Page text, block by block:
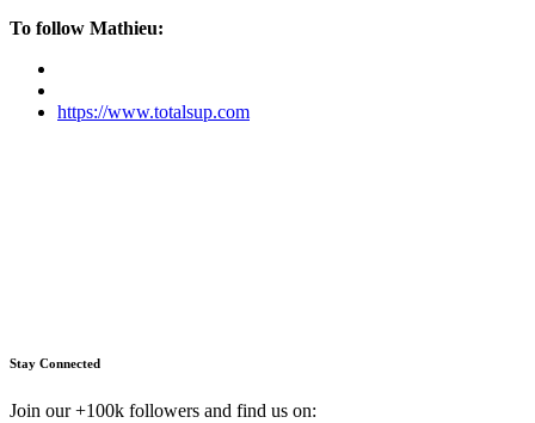
To follow Mathieu:
https://www.totalsup.com
Stay Connected
Join our +100k followers and find us on: